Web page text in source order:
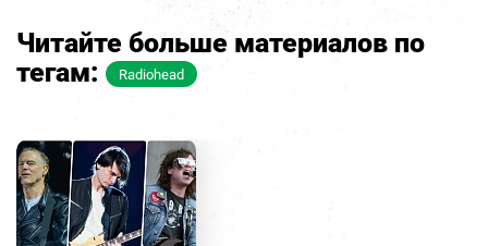
Читайте больше материалов по
тегам:
Radiohead